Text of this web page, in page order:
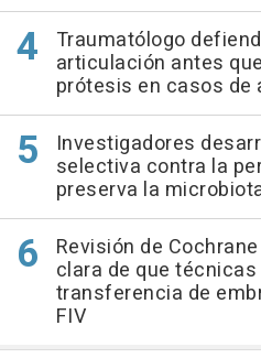
Traumatólogo
articulación antes
prótesis en casos de
Investigadores
selectiva contra la
preserva la
Revisión de
clara de que
transferencia de
FIV